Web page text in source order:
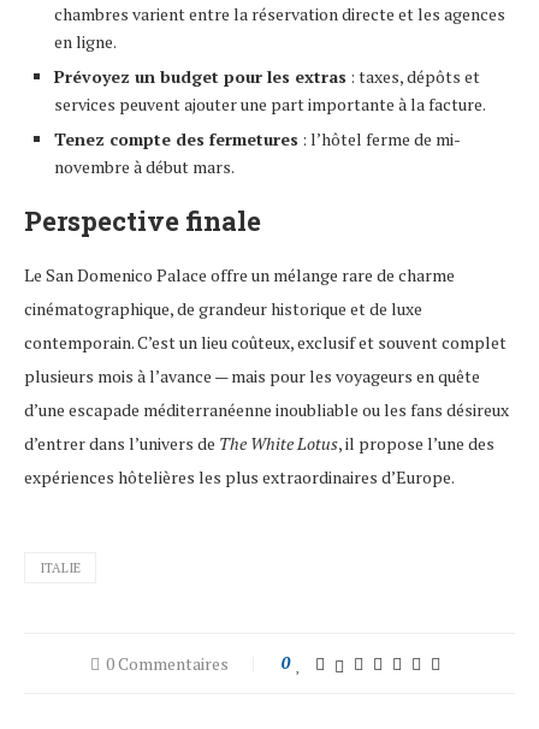
chambres varient entre la réservation directe et les agences
en ligne.
Prévoyez un budget pour les extras : taxes, dépôts et
services peuvent ajouter une part importante à la facture.
Tenez compte des fermetures : l’hôtel ferme de mi-
novembre à début mars.
Perspective finale
Le San Domenico Palace offre un mélange rare de charme
cinématographique, de grandeur historique et de luxe
contemporain. C’est un lieu coûteux, exclusif et souvent complet
plusieurs mois à l’avance — mais pour les voyageurs en quête
d’une escapade méditerranéenne inoubliable ou les fans désireux
d’entrer dans l’univers de The White Lotus, il propose l’une des
expériences hôtelières les plus extraordinaires d’Europe.
ITALIE
0 Commentaires 0